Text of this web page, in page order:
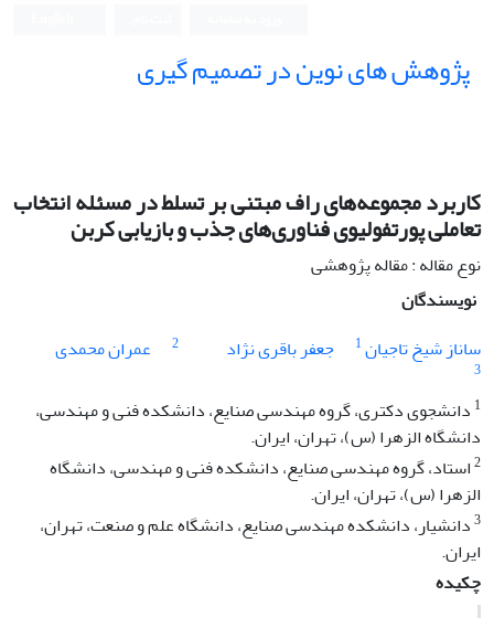
پژوهش های نوین در تصمیم گیری
کاربرد مجموعه‌های راف مبتنی بر تسلط در مسئله انتخاب
تعاملی پورتفولیوی فناوری‌های جذب و بازیابی کربن
نوع مقاله : مقاله پژوهشی
نویسندگان
ساناز شیخ تاجیان1 جعفر باقری نژاد 2 عمران محمدی
3
1 دانشجوی دکتری، گروه مهندسی صنایع، دانشکده فنی و مهندسی،
دانشگاه الزهرا (س)، تهران، ایران.
2استاد، گروه مهندسی صنایع، دانشکده فنی و مهندسی، دانشگاه
الزهرا (س)، تهران، ایران.
3دانشیار، دانشکده مهندسی صنایع، دانشگاه علم و صنعت، تهران،
ایران.
چکیده